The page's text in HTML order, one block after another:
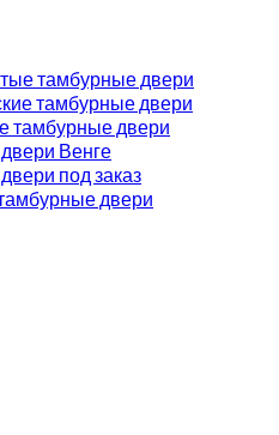
тамбурные двери
тамбурные двери
тамбурные двери
Венге
под заказ
двери